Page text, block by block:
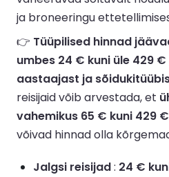
ja broneeringu
👉 Tüüpilised hinnad
umbes 24 € kuni üle 429
aastaajast ja
reisijaid võib arvestada, et
vahemikus 65 € kuni 429 €
võivad hinnad olla
Jalgsi reisijad: 24 €